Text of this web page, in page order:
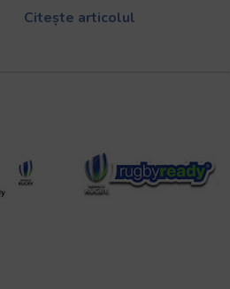
Citește articolul